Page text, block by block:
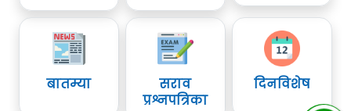
बातम्या
सराव
प्रश्नपत्रिका
दिनविशेष